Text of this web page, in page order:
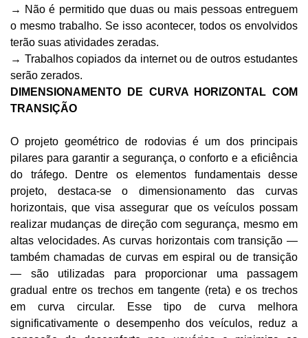
→ Não é permitido que duas ou mais pessoas entreguem
o mesmo trabalho. Se isso acontecer, todos os envolvidos
terão suas atividades zeradas.
→ Trabalhos copiados da internet ou de outros estudantes
serão zerados.
DIMENSIONAMENTO DE CURVA HORIZONTAL COM
TRANSIÇÃO
O projeto geométrico de rodovias é um dos principais
pilares para garantir a segurança, o conforto e a eficiência
do tráfego. Dentre os elementos fundamentais desse
projeto, destaca-se o dimensionamento das curvas
horizontais, que visa assegurar que os veículos possam
realizar mudanças de direção com segurança, mesmo em
altas velocidades. As curvas horizontais com transição —
também chamadas de curvas em espiral ou de transição
— são utilizadas para proporcionar uma passagem
gradual entre os trechos em tangente (reta) e os trechos
em curva circular. Esse tipo de curva melhora
significativamente o desempenho dos veículos, reduz a